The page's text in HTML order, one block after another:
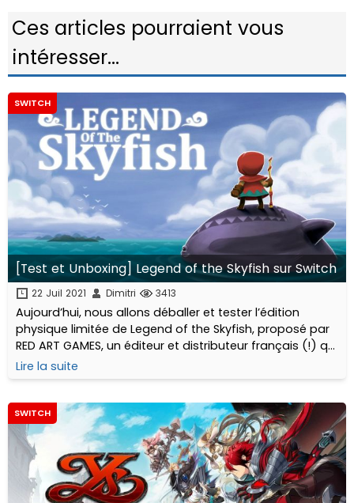
Ces articles pourraient vous
intéresser...
SWITCH
[Test et Unboxing] Legend of the Skyfish sur Switch
22 Juil 2021 Dimitri 3413
Aujourd’hui, nous allons déballer et tester l’édition
physique limitée de Legend of the Skyfish, proposé par
RED ART GAMES, un éditeur et distributeur français (!) qui
propose progressivement depuis 2018 une très belle
collection de jeux physiques...
Lire la suite
SWITCH